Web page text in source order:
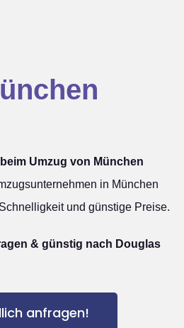
Umzug von München
in München
und günstige Preise.
& günstig nach Douglas
anfragen!